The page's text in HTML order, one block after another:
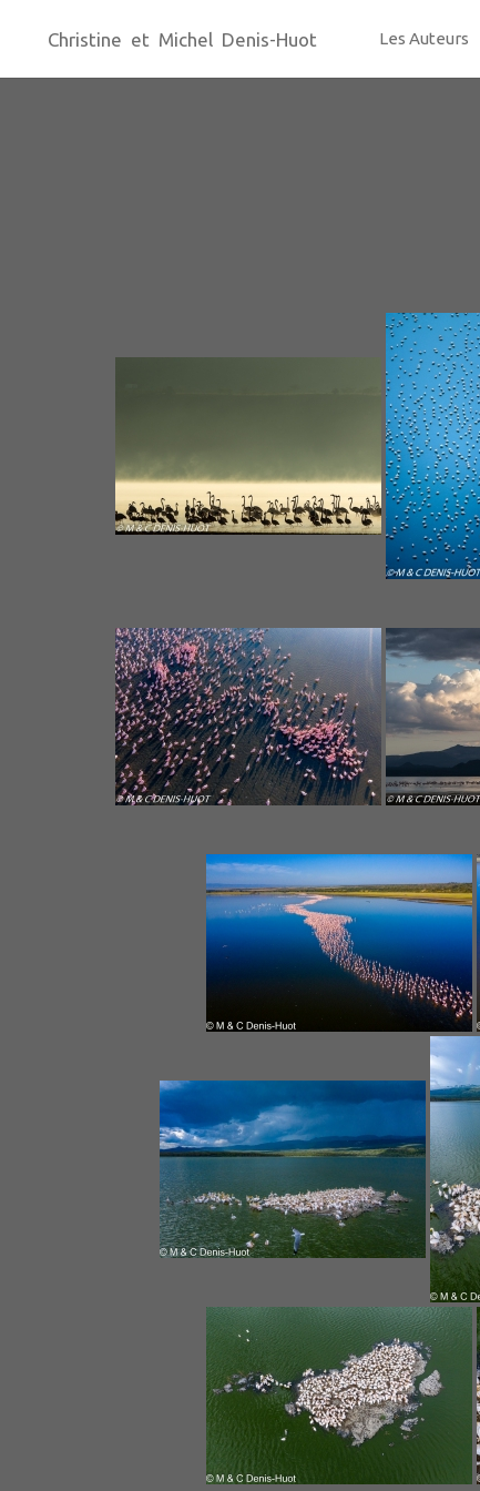
Christine et Michel Denis-Huot Les Auteurs